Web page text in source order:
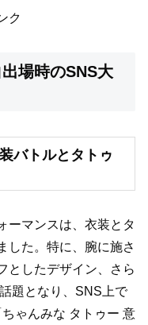
ク
場時のSNS大
バトルとタトゥ
ーマンスは、衣装とタ
した。特に、腕に施さ
としたデザイン、さら
題となり、SNS上で
ゃんみな タトゥー 意